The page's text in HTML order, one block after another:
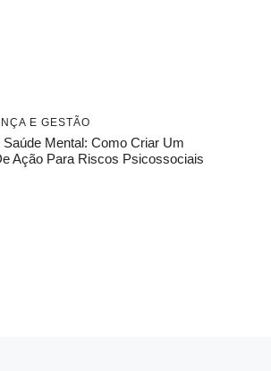
E GESTÃO
Saúde Mental: Como Criar Um
Ação Para Riscos Psicossociais